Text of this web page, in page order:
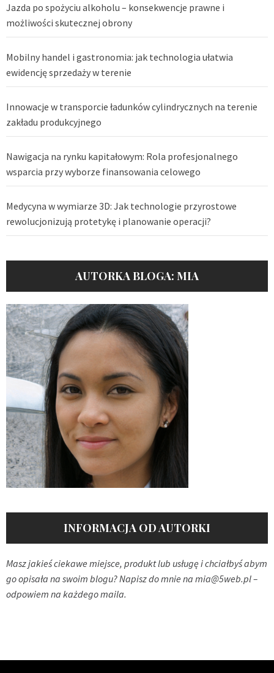
Jazda po spożyciu alkoholu – konsekwencje prawne i
możliwości skutecznej obrony
Mobilny handel i gastronomia: jak technologia ułatwia
ewidencję sprzedaży w terenie
Innowacje w transporcie ładunków cylindrycznych na terenie
zakładu produkcyjnego
Nawigacja na rynku kapitałowym: Rola profesjonalnego
wsparcia przy wyborze finansowania celowego
Medycyna w wymiarze 3D: Jak technologie przyrostowe
rewolucjonizują protetykę i planowanie operacji?
AUTORKA BLOGA: MIA
INFORMACJA OD AUTORKI
Masz jakieś ciekawe miejsce, produkt lub usługę i chciałbyś abym
go opisała na swoim blogu? Napisz do mnie na mia@5web.pl–
odpowiem na każdego maila.